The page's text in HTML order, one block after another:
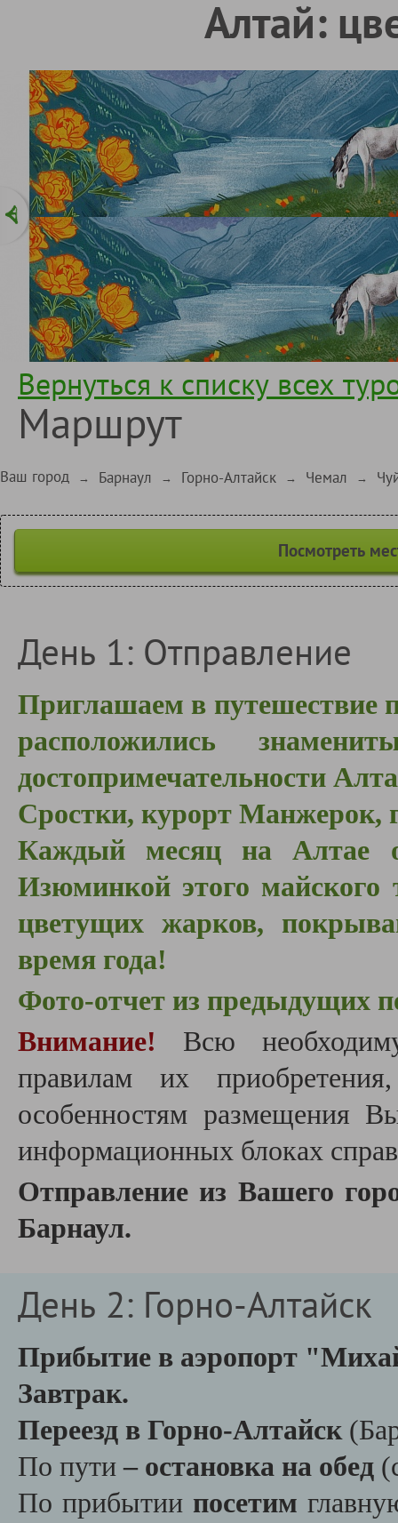
Алтай:
Вернуться к списку всех
Маршрут
Ваш город → Барнаул → Горно-Алтайск → Чемал →
Посмотреть
День 1: Отправление
Приглашаем в путешествие
расположились
достопримечательности
Сростки, курорт Манжерок,
Каждый месяц на Алтае
Изюминкой этого майского
цветущих жарков,
время года!
Фото-отчет из предыдущих
Внимание! Всю
правилам их
особенностям размещения
информационных блоках
Отправление из Вашего
Барнаул.
День 2: Горно-Алтайск
Прибытие в аэропорт
Завтрак.
Переезд в Горно-Алтайск
По пути – остановка на обед
По прибытии посетим